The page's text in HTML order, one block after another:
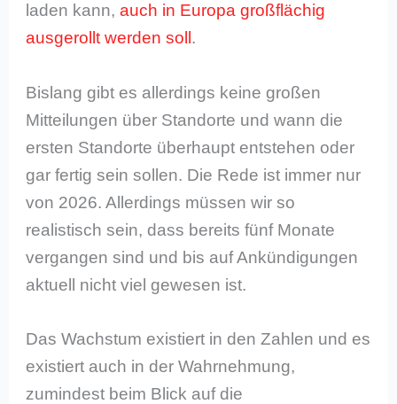
laden kann,auch in Europa großflächig
ausgerollt werden soll .
Bislang gibt es allerdings keine großen
Mitteilungen über Standorte und wann die
ersten Standorte überhaupt entstehen oder
gar fertig sein sollen. Die Rede ist immer nur
von 2026. Allerdings müssen wir so
realistisch sein, dass bereits fünf Monate
vergangen sind und bis auf Ankündigungen
aktuell nicht viel gewesen ist.
Das Wachstum existiert in den Zahlen und es
existiert auch in der Wahrnehmung,
zumindest beim Blick auf die